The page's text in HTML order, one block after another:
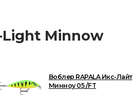
Minnow
Воблер RAPALA Икс-Лайт
Минноу 05 /FT